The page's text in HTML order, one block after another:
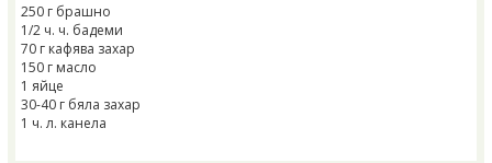
250 г брашно
1/2 ч. ч. бадеми
70 г кафява захар
150 г масло
1 яйце
30-40 г бяла захар
1 ч. л. канела